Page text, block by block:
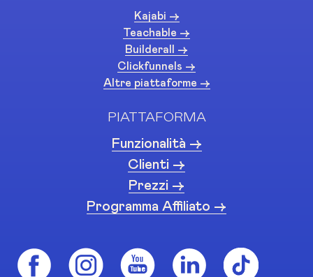
Kajabi ->
Teachable ->
Builderall ->
Clickfunnels ->
Altre piattaforme ->
PIATTAFORMA
Funzionalità ->
Clienti ->
Prezzi ->
Programma Affiliato ->